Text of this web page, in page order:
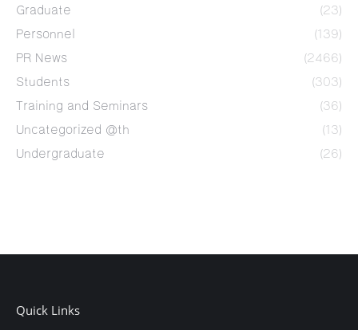
Graduate
(23)
Personnel
(139)
PR News
(2466)
Students
(303)
Training and Seminars
(36)
Uncategorized @th
(13)
Undergraduate
(26)
Quick Links